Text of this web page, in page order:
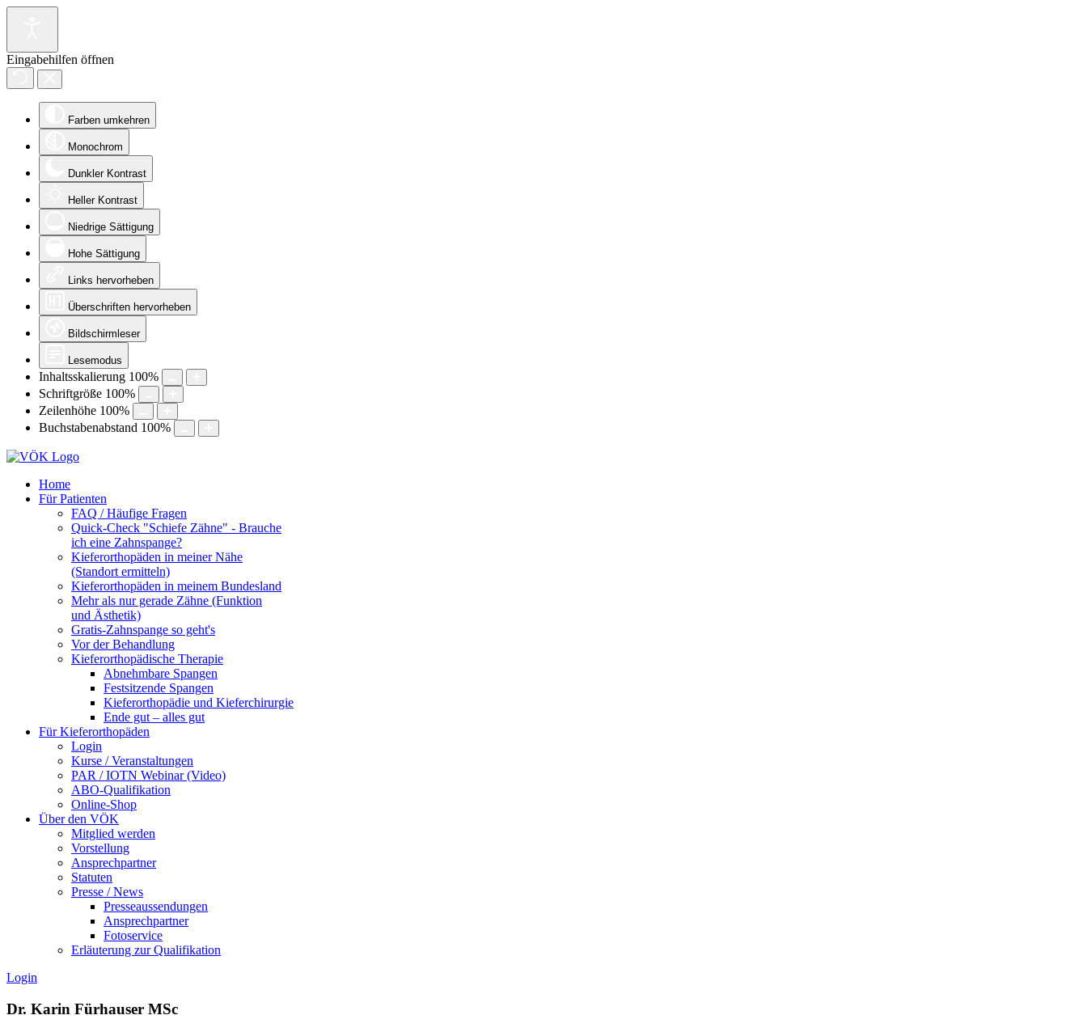
Eingabehilfen öffnen
Farben umkehren
Monochrom
Dunkler Kontrast
Heller Kontrast
Niedrige Sättigung
Hohe Sättigung
Links hervorheben
Überschriften hervorheben
Bildschirmleser
Lesemodus
Inhaltsskalierung 100%
Schriftgröße 100%
Zeilenhöhe 100%
Buchstabenabstand 100%
Home
Für Patienten
FAQ / Häufige Fragen
Quick-Check "Schiefe Zähne" - Brauche
ich eine Zahnspange?
Kieferorthopäden in meiner Nähe
(Standort ermitteln)
Kieferorthopäden in meinem Bundesland
Mehr als nur gerade Zähne (Funktion
und Ästhetik)
Gratis-Zahnspange so geht's
Vor der Behandlung
Kieferorthopädische Therapie
Abnehmbare Spangen
Festsitzende Spangen
Kieferorthopädie und Kieferchirurgie
Ende gut – alles gut
Für Kieferorthopäden
Login
Kurse / Veranstaltungen
PAR / IOTN Webinar (Video)
ABO-Qualifikation
Online-Shop
Über den VÖK
Mitglied werden
Vorstellung
Ansprechpartner
Statuten
Presse / News
Presseaussendungen
Ansprechpartner
Fotoservice
Erläuterung zur Qualifikation
Login
Dr. Karin Fürhauser MSc